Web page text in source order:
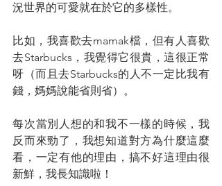
況世界的可愛就在於它的多樣性。
比如，我喜歡去mamak檔，但有人喜歡
去Starbucks，我覺得它很貴，這很正常
呀（而且去Starbucks的人不一定比我有
錢，媽媽說能省則省）。
每次當別人想的和我不一樣的時候，我
反而來勁了，我想知道對方為什麼這麼
看，一定有他的理由，搞不好這理由很
新鮮，我長知識啦！